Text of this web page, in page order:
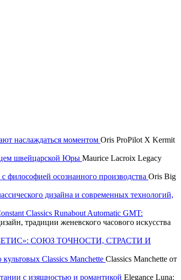
наслаждаться моментом Oris ProPilot X Kermit
швейцарской Юры Maurice Lacroix Legacy
осознанного производства Oris Big
дизайна и современных технологий,
Classics Runabout Automatic GMT:
традиции женевского часового искусства
СОЮЗ ТОЧНОСТИ, СТРАСТИ И
Classics Manchette Classics Manchette от
с изящностью и романтикой Elegance Luna: